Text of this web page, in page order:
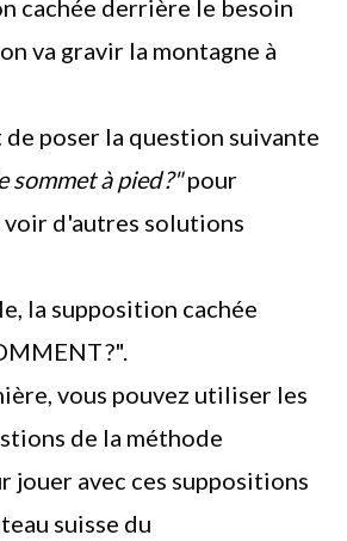
cachée derrière le besoin
va gravir la montagne à
poser la question suivante
sommet à pied ?"pour
d'autres solutions
la supposition cachée
?".
vous pouvez utiliser les
de la méthode
jouer avec ces suppositions
suisse du